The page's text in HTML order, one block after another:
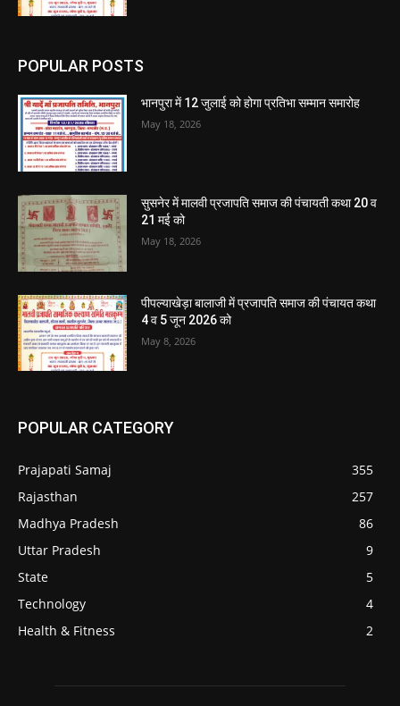
POPULAR POSTS
भानपुरा में 12 जुलाई को होगा प्रतिभा सम्मान समारोह
May 18, 2026
सुसनेर में मालवी प्रजापति समाज की पंचायती कथा 20 व
21 मई को
May 18, 2026
पीपल्याखेड़ा बालाजी में प्रजापति समाज की पंचायत कथा
4 व 5 जून 2026 को
May 8, 2026
POPULAR CATEGORY
Prajapati Samaj
355
Rajasthan
257
Madhya Pradesh
86
Uttar Pradesh
9
State
5
Technology
4
Health & Fitness
2